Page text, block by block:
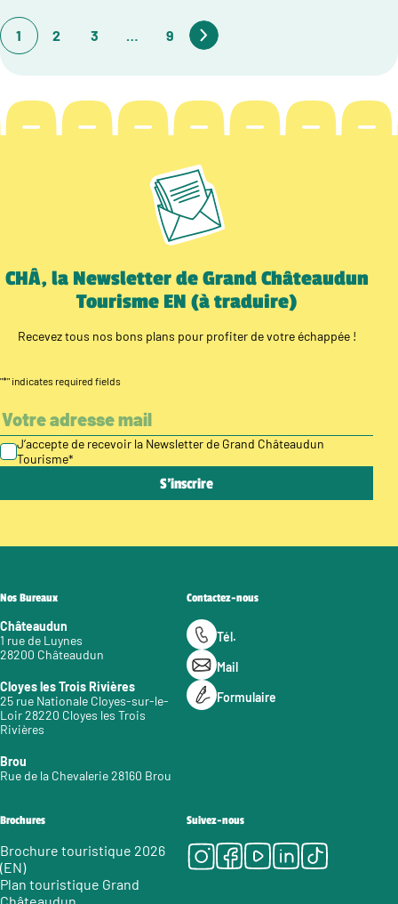
1 2 3 … 9
CHÂ, la Newsletter de Grand Châteaudun
Tourisme EN (à traduire)
Recevez tous nos bons plans pour profiter de votre échappée !
"*" indicates required fields
J’accepte de recevoir la Newsletter de Grand Châteaudun
Tourisme*
Nos Bureaux
Châteaudun
1 rue de Luynes
28200 Châteaudun
Cloyes les Trois Rivières
25 rue Nationale Cloyes-sur-le-
Loir 28220 Cloyes les Trois
Rivières
Brou
Rue de la Chevalerie 28160 Brou
Contactez-nous
Tél.
Mail
Formulaire
Brochures
Brochure touristique 2026
(EN)
Plan touristique Grand
Suivez-nous
Instagram
Facebook
Youtube
LinkedIn
Tiktok